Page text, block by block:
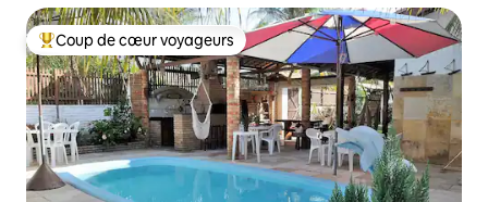
Coups de cœur voyageurs les plus appréciés
Coup de cœur voyageurs